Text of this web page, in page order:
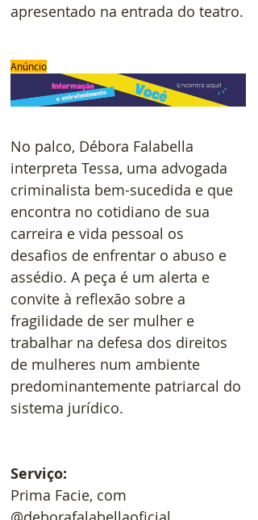
apresentado na entrada do teatro.
Anúncio
No palco, Débora Falabella
interpreta Tessa, uma advogada
criminalista bem-sucedida e que
encontra no cotidiano de sua
carreira e vida pessoal os
desafios de enfrentar o abuso e
assédio. A peça é um alerta e
convite à reflexão sobre a
fragilidade de ser mulher e
trabalhar na defesa dos direitos
de mulheres num ambiente
predominantemente patriarcal do
sistema jurídico.
Serviço:
Prima Facie, com